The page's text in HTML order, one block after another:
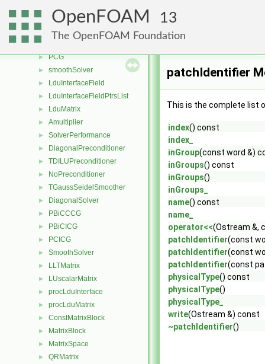
OpenFOAM 13
The OpenFOAM Foundation
► processorGAMGInterface
► PBiCG
►
► PCG
► smoothSolver
► LduInterfaceField
► LduInterfaceFieldPtrsList
► LduMatrix
► Amultiplier
► SolverPerformance
► DiagonalPreconditioner
► TDILUPreconditioner
► NoPreconditioner
► TGaussSeidelSmoother
► DiagonalSolver
► PBiCCCG
► PBiCICG
► PCICG
► SmoothSolver
► LLTMatrix
► LUscalarMatrix
► procLduInterface
► procLduMatrix
► ConstMatrixBlock
► MatrixBlock
► MatrixSpace
► QRMatrix
patchIdentifier
This is the complete list
index() const
index_
inGroup(const word &)
inGroups() const
inGroups()
inGroups_
name() const
name_
operator<<(Ostream &,
patchIdentifier(const
patchIdentifier(const
patchIdentifier(const
physicalType() const
physicalType()
physicalType_
write(Ostream &) const
~patchIdentifier()